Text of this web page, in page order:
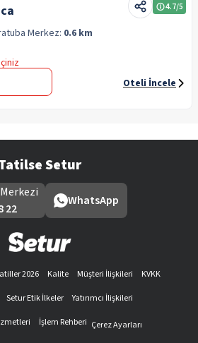
4.7/5
Merkez: 0.6 km
Oteli İncele
Setur
22
WhatsApp
2026 Kalite Müşteri İlişkileri
KVKK
Setur Etik İlkeler
Yatırımcı İlişkileri
İşlem Rehberi Çerez Ayarları